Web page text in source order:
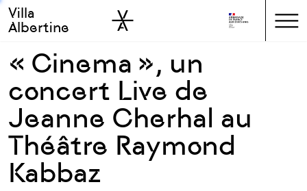
Skip to main
Skip to sidebar
Villa
Albertine
« Cinema », un
concert Live de
Jeanne Cherhal au
Théâtre Raymond
Kabbaz